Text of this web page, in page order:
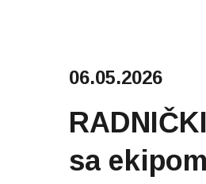
06.05.2026
sa